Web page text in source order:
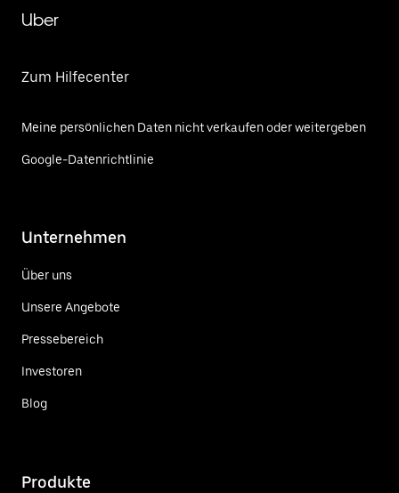
Uber
Zum Hilfecenter
Meine persönlichen Daten nicht verkaufen oder weitergeben
Google-Datenrichtlinie
Unternehmen
Über uns
Unsere Angebote
Pressebereich
Investoren
Blog
Produkte